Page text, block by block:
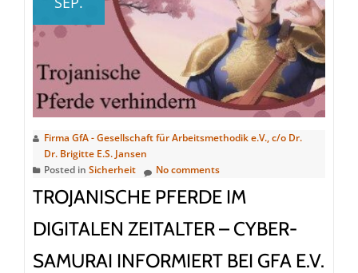
Wissensplattform
Firma GfA - Gesellschaft für Arbeitsmethodik e.V., c/o Dr.
Dr. Brigitte E.S. Jansen
Posted in Sicherheit No comments
TROJANISCHE PFERDE IM
DIGITALEN ZEITALTER – CYBER-
SAMURAI INFORMIERT BEI GFA E.V.